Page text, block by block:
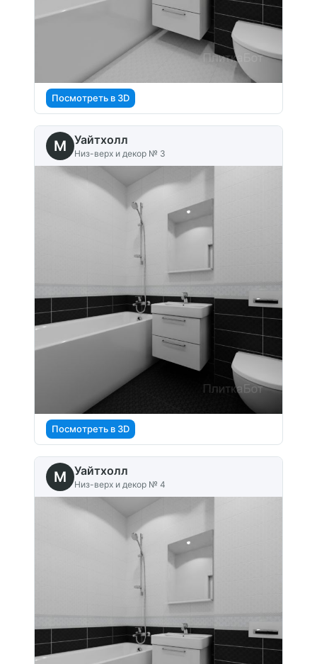
Посмотреть в 3D
M Уайтхолл
Низ-верх и декор № 3
Посмотреть в 3D
M Уайтхолл
Низ-верх и декор № 4